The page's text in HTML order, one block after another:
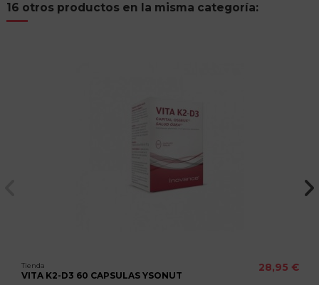
16 otros productos en la misma categoría:
Tienda
VITA K2-D3 60 CAPSULAS YSONUT
28,95 €